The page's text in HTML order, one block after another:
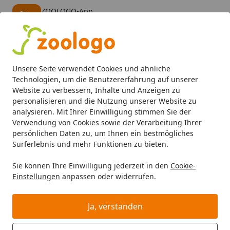
Unsere Seite verwendet Cookies und ähnliche
Technologien, um die Benutzererfahrung auf unserer
Website zu verbessern, Inhalte und Anzeigen zu
personalisieren und die Nutzung unserer Website zu
analysieren. Mit Ihrer Einwilligung stimmen Sie der
Verwendung von Cookies sowie der Verarbeitung Ihrer
persönlichen Daten zu, um Ihnen ein bestmögliches
Surferlebnis und mehr Funktionen zu bieten.
Sie können Ihre Einwilligung jederzeit in den Cookie-
Einstellungen anpassen oder widerrufen.
Ja, verstanden
ZOOLOGO-App
Alle Produkte
Mein Konto
Suchen
Startseite
Aquaristik Aquarien Aquariumunterschrank
JUWEL Rio 350
Aquariumunterschrank